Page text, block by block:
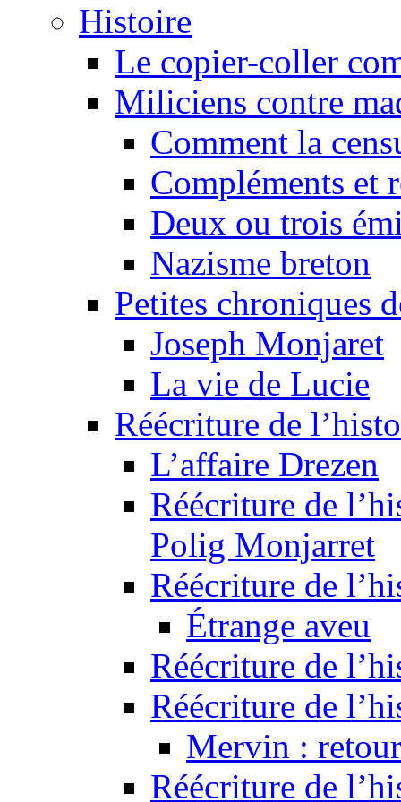
Histoire
Le copier-coller
Miliciens contre
Comment la
Compléments et
Deux ou trois
Nazisme breton
Petites chroniques
Joseph Monjaret
La vie de Lucie
Réécriture de
L’affaire Drezen
Réécriture de
Polig Monjarret
Réécriture de
Étrange aveu
Réécriture de
Réécriture de
Mervin :
Réécriture de